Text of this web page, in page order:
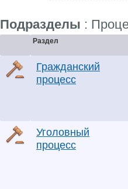
Подразделы :
Раздел
Гражданский
процесс
Уголовный
процесс